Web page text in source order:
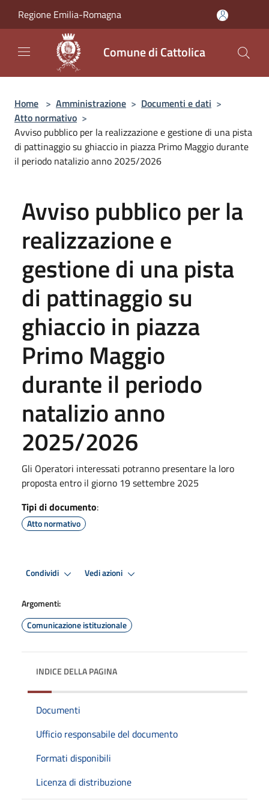
Regione Emilia-Romagna
Comune di Cattolica
Home > Amministrazione > Documenti e dati >
Atto normativo >
Avviso pubblico per la realizzazione e gestione di una pista
di pattinaggio su ghiaccio in piazza Primo Maggio durante
il periodo natalizio anno 2025/2026
Avviso pubblico per la
realizzazione e
gestione di una pista
di pattinaggio su
ghiaccio in piazza
Primo Maggio
durante il periodo
natalizio anno
2025/2026
Gli Operatori interessati potranno presentare la loro
proposta entro il giorno 19 settembre 2025
Tipi di documento:
Atto normativo
Condividi Vedi azioni
Argomenti:
Comunicazione istituzionale
INDICE DELLA PAGINA
Documenti
Ufficio responsabile del documento
Formati disponibili
Licenza di distribuzione